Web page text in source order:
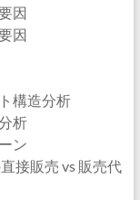
因
因
構造分析
析
ン
接販売 vs 販売代